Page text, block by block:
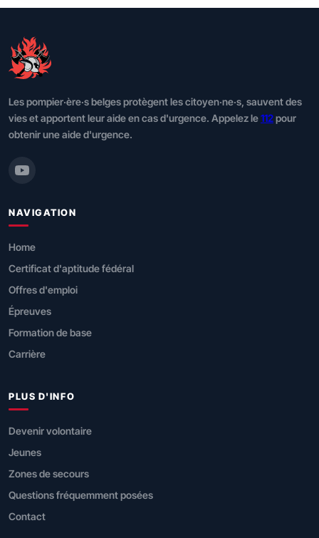
Les pompier·ère·s belges protègent les citoyen·ne·s, sauvent des
vies et apportent leur aide en cas d'urgence. Appelez le112pour
obtenir une aide d'urgence.
NAVIGATION
Home
Certificat d'aptitude fédéral
Offres d'emploi
Épreuves
Formation de base
Carrière
PLUS D'INFO
Devenir volontaire
Jeunes
Zones de secours
Questions fréquemment posées
Contact